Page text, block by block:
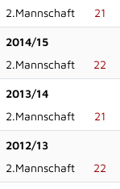
2.Mannschaft
21
2014/15
2.Mannschaft
22
2013/14
2.Mannschaft
21
2012/13
2.Mannschaft
22